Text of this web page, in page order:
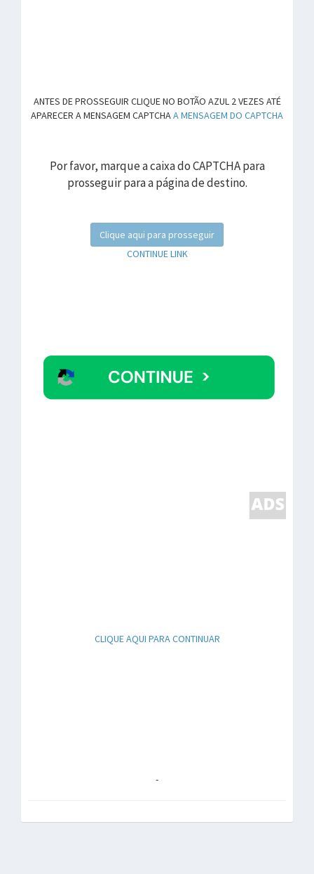
ANTES DE PROSSEGUIR CLIQUE NO BOTÃO AZUL 2 VEZES ATÉ
APARECER A MENSAGEM CAPTCHAA MENSAGEM DO CAPTCHA
Por favor, marque a caixa do CAPTCHA para
prosseguir para a página de destino.
Clique aqui para prosseguir
CONTINUE LINK
CLIQUE AQUI PARA CONTINUAR
-